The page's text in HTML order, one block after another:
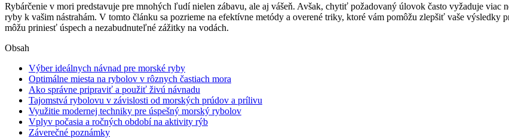
Rybárčenie v mori predstavuje pre mnohých ľudí nielen zábavu, ale aj vášeň. Avšak, chytiť požadovaný úlovok často vyžaduje
ryby k vašim nástrahám. V tomto článku sa pozrieme na efektívne metódy a overené triky, ktoré vám pomôžu zlepšiť vaše výsledky
môžu priniesť úspech a nezabudnuteľné zážitky na vodách.
Obsah
Výber ideálnych návnad pre morské ryby
Optimálne miesta na rybolov v rôznych častiach mora
Ako správne pripraviť a použiť živú návnadu
Tajomstvá rybolovu v závislosti od morských prúdov a prílivu
Využitie modernej techniky pre úspešný morský rybolov
Vplyv počasia a ročných období na aktivity rýb
Záverečné poznámky